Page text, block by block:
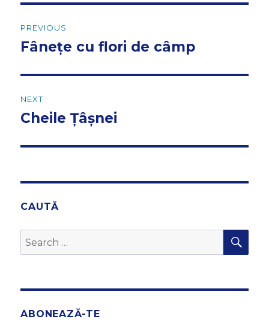
navigation
PREVIOUS
Previous
Fânețe cu flori de câmp
NEXT
Next
Cheile Țâșnei
CAUTĂ
Search
for:
ABONEAZĂ-TE